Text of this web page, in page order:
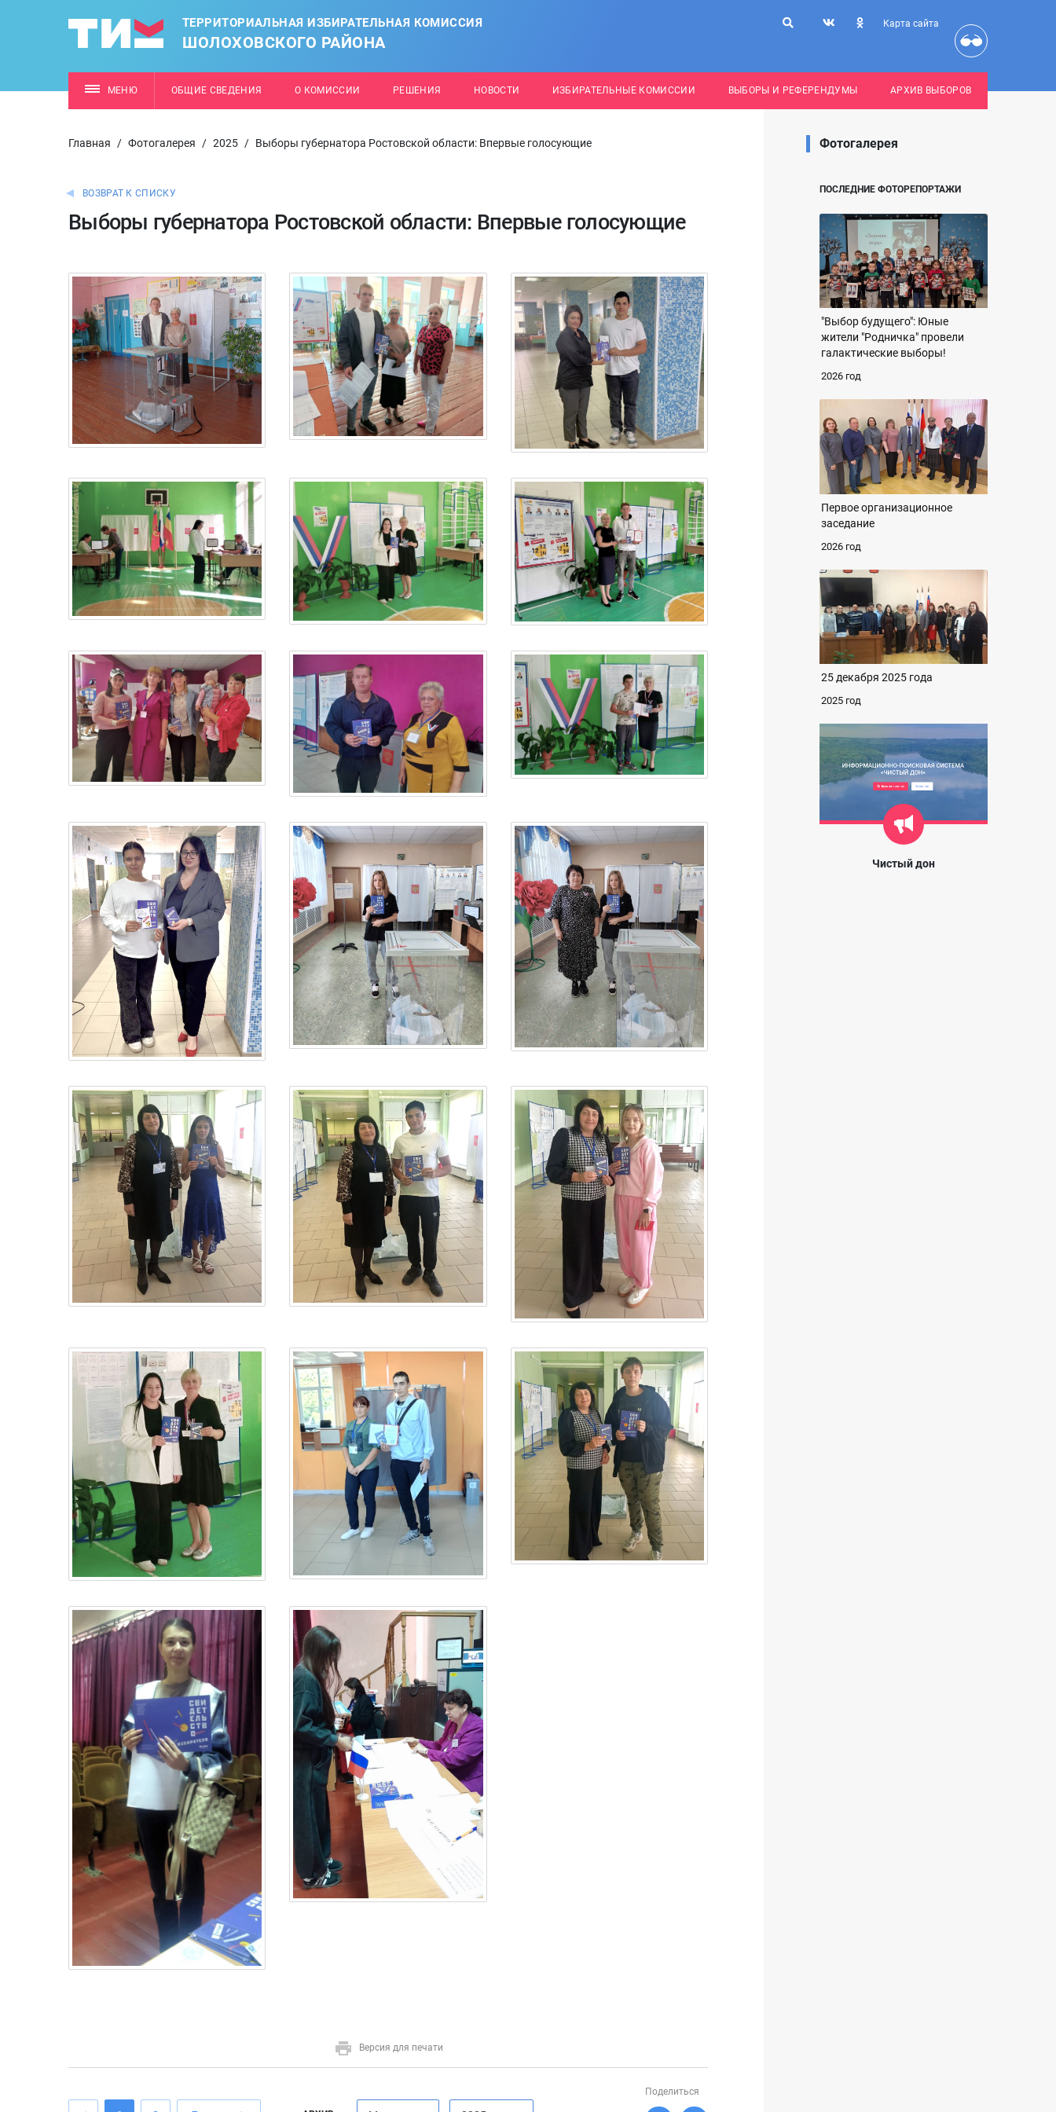
ТЕРРИТОРИАЛЬНАЯ ИЗБИРАТЕЛЬНАЯ КОМИССИЯ
ШОЛОХОВСКОГО РАЙОНА
Карта сайта
МЕНЮ ОБЩИЕ СВЕДЕНИЯ О КОМИССИИ РЕШЕНИЯ НОВОСТИ ИЗБИРАТЕЛЬНЫЕ КОМИССИИ ВЫБОРЫ И РЕФЕРЕНДУМЫ АРХИВ ВЫБОРОВ
Главная / Фотогалерея / 2025 / Выборы губернатора Ростовской области: Впервые голосующие
ВОЗВРАТ К СПИСКУ
Выборы губернатора Ростовской области: Впервые голосующие
Версия для печати
Поделиться
Фотогалерея
ПОСЛЕДНИЕ ФОТОРЕПОРТАЖИ
"Выбор будущего": Юные
жители "Родничка" провели
галактические выборы!
2026 год
Первое организационное
заседание
2026 год
25 декабря 2025 года
2025 год
Чистый дон